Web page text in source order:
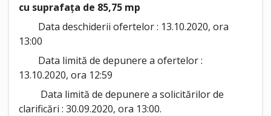
cu suprafața de 85,75 mp
Data deschiderii ofertelor : 13.10.2020, ora
13:00
Data limită de depunere a ofertelor :
13.10.2020, ora 12:59
Data limită de depunere a solicitărilor de
clarificări : 30.09.2020, ora 13:00.